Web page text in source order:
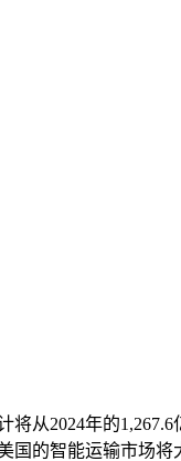
从2024年的
的智能运输市场将